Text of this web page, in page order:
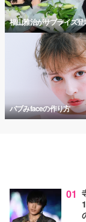
福山雅治がサプライズ登
バブみfaceの作り方
01